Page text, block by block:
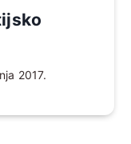
2017.